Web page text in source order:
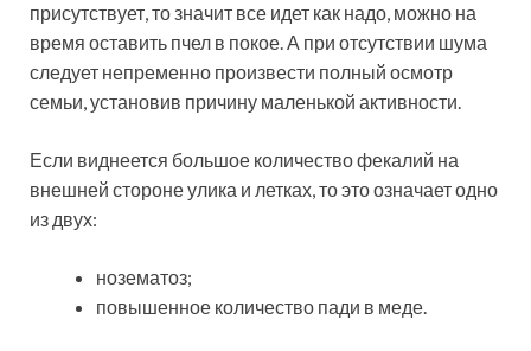
присутствует, то значит все идет как надо, можно на
время оставить пчел в покое. А при отсутствии шума
следует непременно произвести полный осмотр
семьи, установив причину маленькой активности.
Если виднеется большое количество фекалий на
внешней стороне улика и летках, то это означает одно
из двух:
нозематоз;
повышенное количество пади в меде.